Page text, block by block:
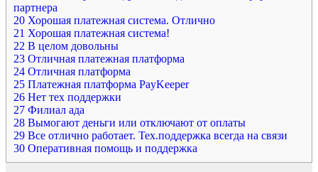
партнера
20 Хорошая платежная система. Отлично
21 Хорошая платежная система!
22 В целом довольны
23 Отличная платежная платформа
24 Отличная платформа
25 Платежная платформа PayKeeper
26 Нет тех поддержки
27 Филиал ада
28 Вымогают деньги или отключают от оплаты
29 Все отлично работает. Тех.поддержка всегда на связи
30 Оперативная помощь и поддержка